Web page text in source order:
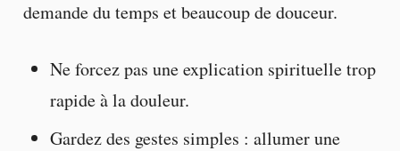
demande du temps et beaucoup de douceur.
Ne forcez pas une explication spirituelle trop
rapide à la douleur.
Gardez des gestes simples : allumer une